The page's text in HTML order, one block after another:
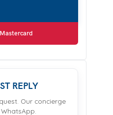
REPLY
Our concierge